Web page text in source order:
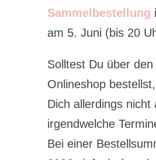
Sammelbestellung
am 5. Juni (bis 20
Solltest Du über den
Onlineshop
Dich allerdings nicht
irgendwelche
Bei einer